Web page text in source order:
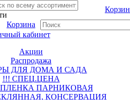
Корзина
Корзина
кабинет
Акции
Распродажа
ДЛЯ ДОМА И САДА
!!! СПЕЦ.ЦЕНА
ПАРНИКОВАЯ
КОНСЕРВАЦИЯ